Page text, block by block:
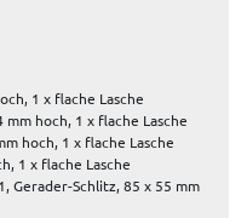
1 x flache Lasche
hoch, 1 x flache Lasche
hoch, 1 x flache Lasche
1 x flache Lasche
Gerader-Schlitz, 85 x 55 mm